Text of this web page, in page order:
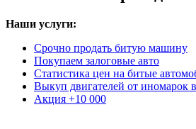
Наши услуги:
Срочно продать битую машину
Покупаем залоговые авто
Статистика цен на битые
Выкуп двигателей от иномарок
Акция +10 000